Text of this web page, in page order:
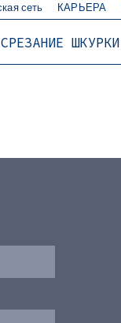
сеть КАРЬЕРА
СРЕЗАНИЕ ШКУРКИ